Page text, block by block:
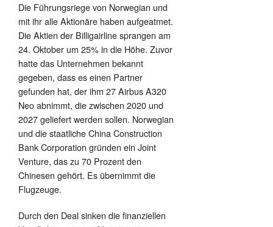
Die Führungsriege von Norwegian und
mit ihr alle Aktionäre haben aufgeatmet.
Die Aktien der Billigairline sprangen am
24. Oktober um 25% in die Höhe. Zuvor
hatte das Unternehmen bekannt
gegeben, dass es einen Partner
gefunden hat, der ihm 27 Airbus A320
Neo abnimmt, die zwischen 2020 und
2027 geliefert werden sollen. Norwegian
und die staatliche China Construction
Bank Corporation gründen ein Joint
Venture, das zu 70 Prozent den
Chinesen gehört. Es übernimmt die
Flugzeuge.
Durch den Deal sinken die finanziellen